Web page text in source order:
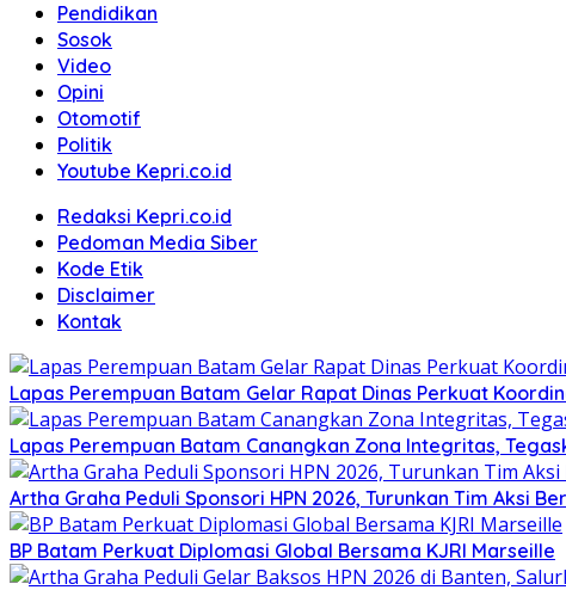
Pendidikan
Sosok
Video
Opini
Otomotif
Politik
Youtube Kepri.co.id
Redaksi Kepri.co.id
Pedoman Media Siber
Kode Etik
Disclaimer
Kontak
Lapas Perempuan Batam Gelar Rapat Dinas Perkuat
Lapas Perempuan Batam Canangkan Zona Integritas,
Artha Graha Peduli Sponsori HPN 2026, Turunkan Tim Aksi
BP Batam Perkuat Diplomasi Global Bersama KJRI Marseille